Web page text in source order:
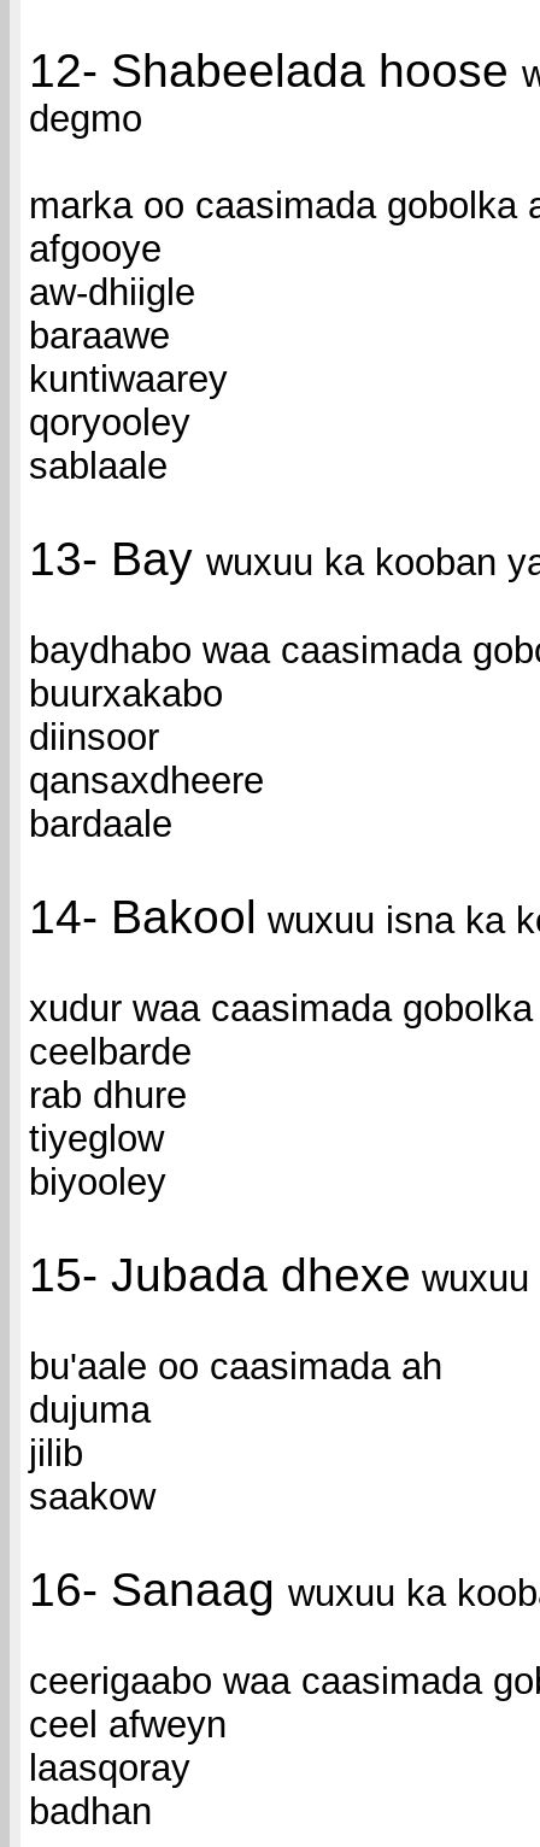
12- Shabeelada hoose
degmo
marka oo caasimada gobolka
afgooye
aw-dhiigle
baraawe
kuntiwaarey
qoryooley
sablaale
13- Bay wuxuu ka kooban
baydhabo waa caasimada
buurxakabo
diinsoor
qansaxdheere
bardaale
14- Bakool wuxuu isna ka
xudur waa caasimada
ceelbarde
rab dhure
tiyeglow
biyooley
15- Jubada dhexe wuxuu
bu'aale oo caasimada ah
dujuma
jilib
saakow
16- Sanaag wuxuu ka
ceerigaabo waa caasimada
ceel afweyn
laasqoray
badhan